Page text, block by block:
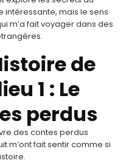
intéressante, mais le sens
m’a fait voyager dans des
de
1 : Le
perdus
des contes perdus
m’ont fait sentir comme si